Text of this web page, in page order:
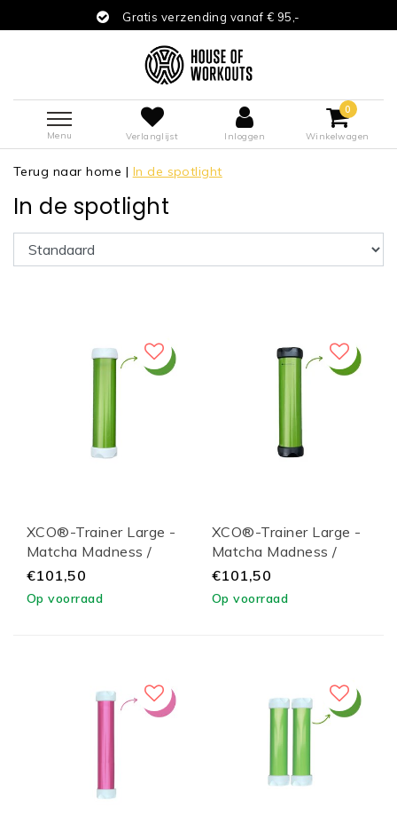
Gratis verzending vanaf € 95,-
Menu Verlanglijst Inloggen
0
Winkelwagen
Terug naar home | In de spotlight
In de spotlight
XCO®-Trainer Large -
Matcha Madness /
White Lid
€101,50
Op voorraad
XCO®-Trainer Large -
Matcha Madness /
Black Lid
€101,50
Op voorraad